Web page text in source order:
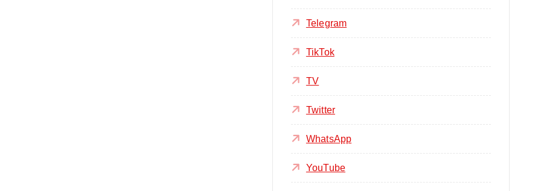
Telegram
TikTok
TV
Twitter
WhatsApp
YouTube